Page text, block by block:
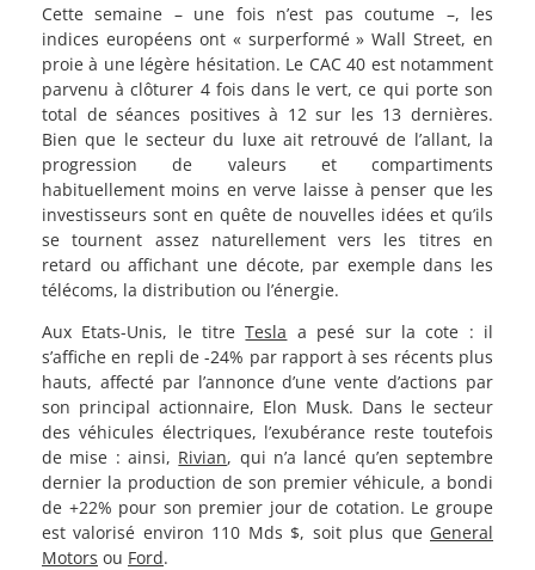
Cette semaine – une fois n’est pas coutume –, les
indices européens ont « surperformé » Wall Street, en
proie à une légère hésitation. Le CAC 40 est notamment
parvenu à clôturer 4 fois dans le vert, ce qui porte son
total de séances positives à 12 sur les 13 dernières.
Bien que le secteur du luxe ait retrouvé de l’allant, la
progression de valeurs et compartiments
habituellement moins en verve laisse à penser que les
investisseurs sont en quête de nouvelles idées et qu’ils
se tournent assez naturellement vers les titres en
retard ou affichant une décote, par exemple dans les
télécoms, la distribution ou l’énergie.
Aux Etats-Unis, le titreTesla a pesé sur la cote : il
s’affiche en repli de -24% par rapport à ses récents plus
hauts, affecté par l’annonce d’une vente d’actions par
son principal actionnaire, Elon Musk. Dans le secteur
des véhicules électriques, l’exubérance reste toutefois
de mise : ainsi, Rivian, qui n’a lancé qu’en septembre
dernier la production de son premier véhicule, a bondi
de +22% pour son premier jour de cotation. Le groupe
est valorisé environ 110 Mds $, soit plus que General
Motors ou Ford.